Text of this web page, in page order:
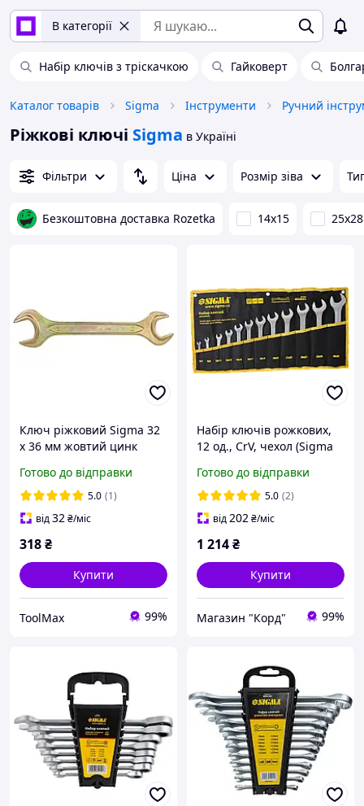
В категорії
Набір ключів з тріскачкою Гайковерт
Каталог товарів Sigma Інструменти Ручний
Ріжкові ключі Sigma в Україні
Фільтри Ціна Розмір зіва
Безкоштовна доставка Rozetka 14х15 25х28
Ключ ріжковий Sigma 32
х 36 мм жовтий цинк
Готово до відправки
5.0 (1)
від32₴/міс
318₴
Купити
ToolMax 99%
Набір ключів рожкових,
12 од., CrV, чехол (Sigma
Готово до відправки
5.0 (2)
від202₴/міс
1 214₴
Купити
Магазин "Корд" 99%